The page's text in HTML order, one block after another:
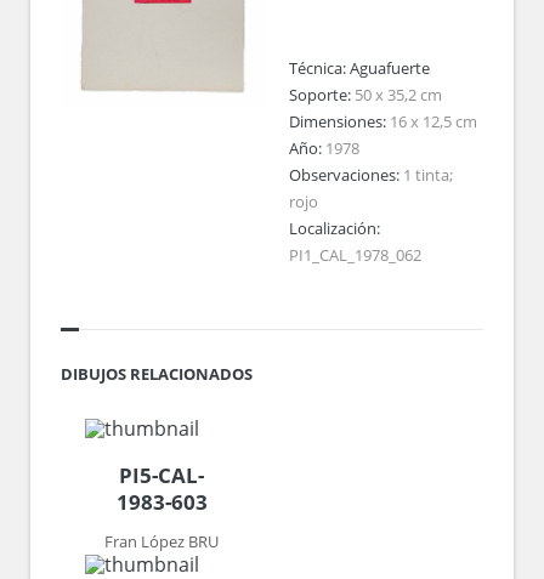
Técnica:Aguafuerte
Soporte: 50 x 35,2 cm
Dimensiones: 16 x 12,5 cm
Año: 1978
Observaciones: 1 tinta;
rojo
Localización:
PI1_CAL_1978_062
DIBUJOS RELACIONADOS
PI5-CAL-
1983-603
Fran López BRU